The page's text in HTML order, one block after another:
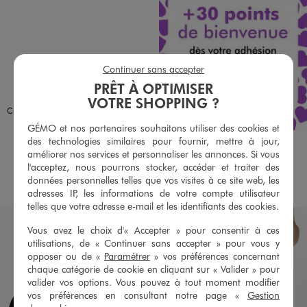
Disponible en 4 coloris
ROSE FONCE
LULUCASTAGNETTE
Culotte en maille côtelée avec dentelle femme - LuluCastagnette
8,99 €
4.5/5 de moyenne
(31 avis)
AJOUTER AU PANIER
PRÊT À OPTIMISER
VOTRE SHOPPING ?
GÉMO et nos partenaires souhaitons utiliser des cookies et
des technologies similaires pour fournir, mettre à jour,
améliorer nos services et personnaliser les annonces. Si vous
l'acceptez, nous pourrons stocker, accéder et traiter des
données personnelles telles que vos visites à ce site web, les
adresses IP, les informations de votre compte utilisateur
telles que votre adresse e-mail et les identifiants des cookies.
Vous avez le choix d'« Accepter » pour consentir à ces
utilisations, de « Continuer sans accepter » pour vous y
opposer ou de « Paramétrer » vos préférences concernant
chaque catégorie de cookie en cliquant sur « Valider » pour
valider vos options. Vous pouvez à tout moment modifier
vos préférences en consultant notre page « Gestion
Continuer sans accepter